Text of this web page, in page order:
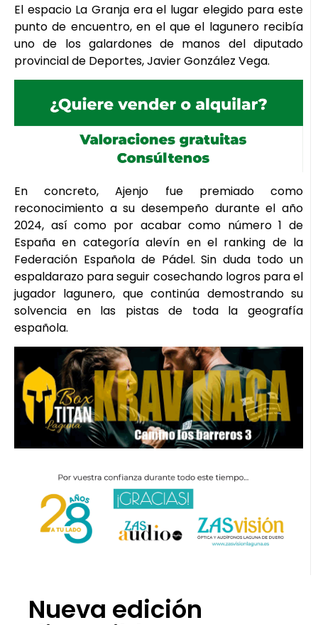
El espacio La Granja era el lugar elegido para este
punto de encuentro, en el que el lagunero recibía
uno de los galardones de manos del diputado
provincial de Deportes, Javier González Vega.
En concreto, Ajenjo fue premiado como
reconocimiento a su desempeño durante el año
2024, así como por acabar como número 1 de
España en categoría alevín en el ranking de la
Federación Española de Pádel. Sin duda todo un
espaldarazo para seguir cosechando logros para el
jugador lagunero, que continúa demostrando su
solvencia en las pistas de toda la geografía
española.
Nueva edición